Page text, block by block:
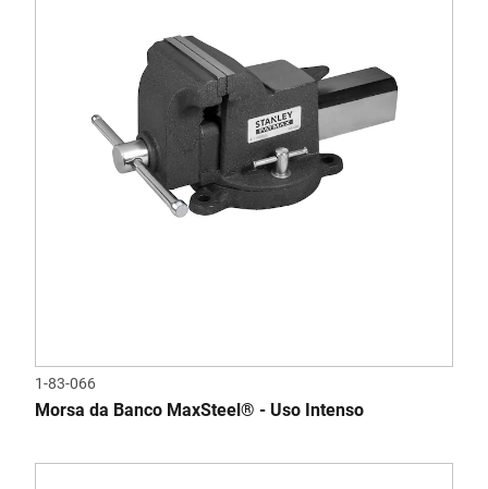
1-83-066
Morsa da Banco MaxSteel® - Uso Intenso